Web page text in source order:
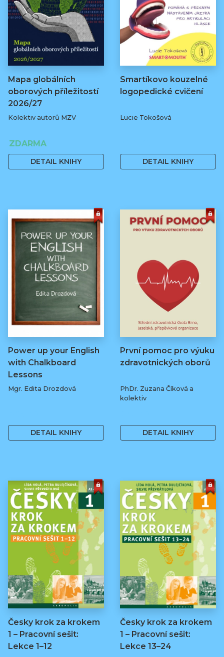
Mapa globálních
oborových příležitostí
2026/27
Kolektiv autorů MZV
ZDARMA
DETAIL KNIHY
Smartíkovo kouzelné
logopedické cvičení
Lucie Tokošová
DETAIL KNIHY
Power up your English
with Chalkboard
Lessons
Mgr. Edita Drozdová
DETAIL KNIHY
První pomoc pro výuku
zdravotnických oborů
PhDr. Zuzana Číková a
kolektiv
DETAIL KNIHY
Česky krok za krokem
1 – Pracovní sešit:
Lekce 1–12
Česky krok za krokem
1 – Pracovní sešit:
Lekce 13–24